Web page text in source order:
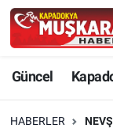
Güncel
HABERLER
Güncel
Nevşehir